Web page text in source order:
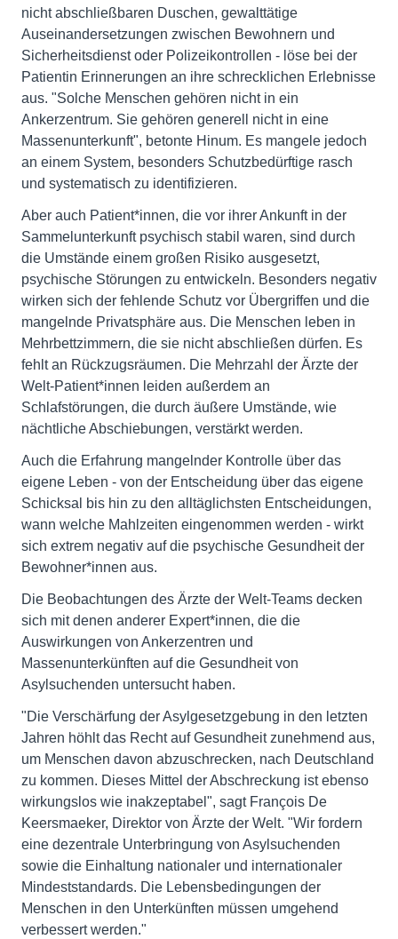
nicht abschließbaren Duschen, gewalttätige
Auseinandersetzungen zwischen Bewohnern und
Sicherheitsdienst oder Polizeikontrollen - löse bei der
Patientin Erinnerungen an ihre schrecklichen Erlebnisse
aus. "Solche Menschen gehören nicht in ein
Ankerzentrum. Sie gehören generell nicht in eine
Massenunterkunft", betonte Hinum. Es mangele jedoch
an einem System, besonders Schutzbedürftige rasch
und systematisch zu identifizieren.
Aber auch Patient*innen, die vor ihrer Ankunft in der
Sammelunterkunft psychisch stabil waren, sind durch
die Umstände einem großen Risiko ausgesetzt,
psychische Störungen zu entwickeln. Besonders negativ
wirken sich der fehlende Schutz vor Übergriffen und die
mangelnde Privatsphäre aus. Die Menschen leben in
Mehrbettzimmern, die sie nicht abschließen dürfen. Es
fehlt an Rückzugsräumen. Die Mehrzahl der Ärzte der
Welt-Patient*innen leiden außerdem an
Schlafstörungen, die durch äußere Umstände, wie
nächtliche Abschiebungen, verstärkt werden.
Auch die Erfahrung mangelnder Kontrolle über das
eigene Leben - von der Entscheidung über das eigene
Schicksal bis hin zu den alltäglichsten Entscheidungen,
wann welche Mahlzeiten eingenommen werden - wirkt
sich extrem negativ auf die psychische Gesundheit der
Bewohner*innen aus.
Die Beobachtungen des Ärzte der Welt-Teams decken
sich mit denen anderer Expert*innen, die die
Auswirkungen von Ankerzentren und
Massenunterkünften auf die Gesundheit von
Asylsuchenden untersucht haben.
"Die Verschärfung der Asylgesetzgebung in den letzten
Jahren höhlt das Recht auf Gesundheit zunehmend aus,
um Menschen davon abzuschrecken, nach Deutschland
zu kommen. Dieses Mittel der Abschreckung ist ebenso
wirkungslos wie inakzeptabel", sagt François De
Keersmaeker, Direktor von Ärzte der Welt. "Wir fordern
eine dezentrale Unterbringung von Asylsuchenden
sowie die Einhaltung nationaler und internationaler
Mindeststandards. Die Lebensbedingungen der
Menschen in den Unterkünften müssen umgehend
verbessert werden."